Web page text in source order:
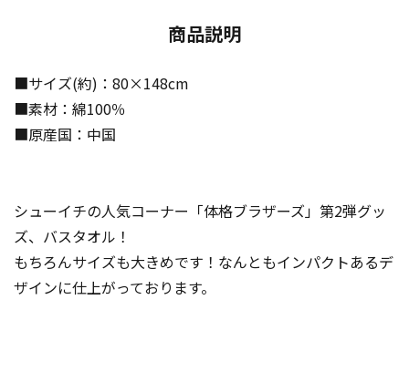
商品説明
■サイズ(約)：80×148cm
■素材：綿100％
■原産国：中国
シューイチの人気コーナー「体格ブラザーズ」第2弾グッ
ズ、バスタオル！
もちろんサイズも大きめです！なんともインパクトあるデ
ザインに仕上がっております。